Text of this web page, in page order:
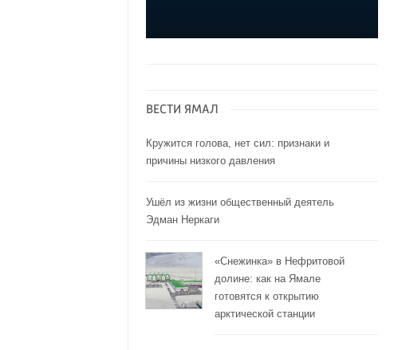
ВЕСТИ ЯМАЛ
Кружится голова, нет сил: признаки и
причины низкого давления
Ушёл из жизни общественный деятель
Эдман Неркаги
«Снежинка» в Нефритовой
долине: как на Ямале
готовятся к открытию
арктической станции